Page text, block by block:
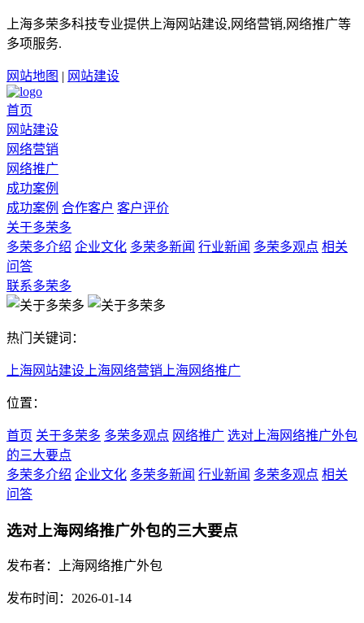
上海多荣多科技专业提供上海网站建设,网络营销,网络推广等
多项服务.
网站地图 | 网站建设
首页
网站建设
网络营销
网络推广
成功案例
成功案例 合作客户 客户评价
关于多荣多
多荣多介绍 企业文化 多荣多新闻 行业新闻 多荣多观点 相关
问答
联系多荣多
热门关键词：
上海网站建设 上海网络营销 上海网络推广
位置：
首页 关于多荣多 多荣多观点 网络推广 选对上海网络推广外包
的三大要点
多荣多介绍 企业文化 多荣多新闻 行业新闻 多荣多观点 相关
问答
选对上海网络推广外包的三大要点
发布者：上海网络推广外包
发布时间：2026-01-14